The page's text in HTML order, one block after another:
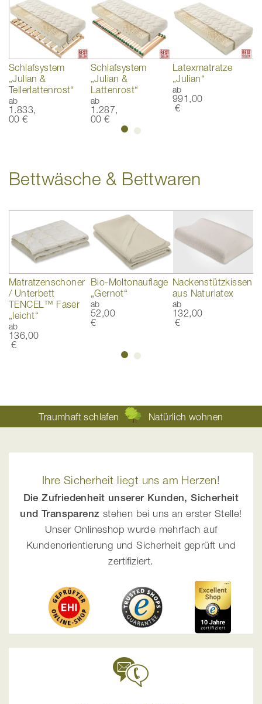
Schlafsystem
„Julian &
Tellerlattenrost“
ab
1.833,
00 €
Schlafsystem
„Julian &
Lattenrost“
ab
1.287,
00 €
Latexmatratze
„Julian“
ab
991,00
€
Bettwäsche & Bettwaren
Matratzenschoner
/ Unterbett
TENCEL™ Faser
„leicht“
ab
136,00
€
Bio-Moltonauflage
„Gernot“
ab
52,00
€
Nackenstützkissen
aus Naturlatex
ab
132,00
€
Traumhaft schlafen Natürlich wohnen
Ihre Sicherheit liegt uns am Herzen!
Die Zufriedenheit unserer Kunden, Sicherheit
und Transparenz stehen bei uns an erster Stelle!
Unser Onlineshop wurde mehrfach auf
Kundenorientierung und Sicherheit geprüft und
zertifiziert.